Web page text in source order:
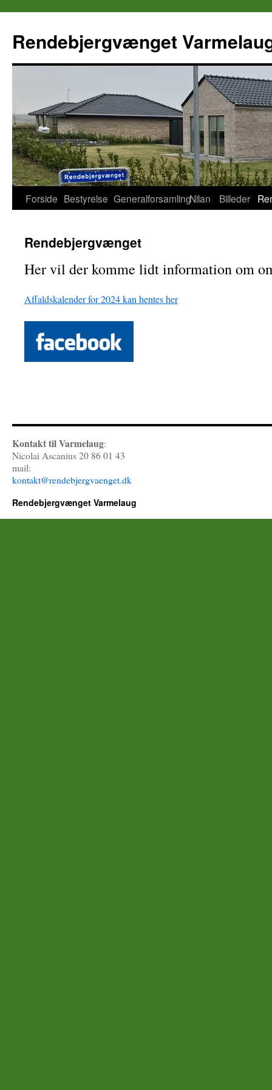
Rendebjergvænget
Skip
content
Forside Bestyrelse GeneralforsamlingNilan Billeder
Rendebjergvænget
Her vil der komme lidt information om
Affaldskalender for 2024 kan hentes her
Kontakt til Varmelaug:
Nicolai Ascanius 20 86 01 43
mail:
kontakt@rendebjergvaenget.dk
Rendebjergvænget Varmelaug